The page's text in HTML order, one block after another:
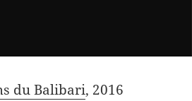
du Balibari, 2016